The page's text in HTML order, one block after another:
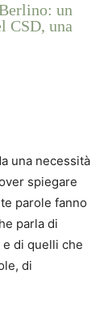
un
CSD, una
una necessità
spiegare
parole fanno
parla di
di quelli che
di